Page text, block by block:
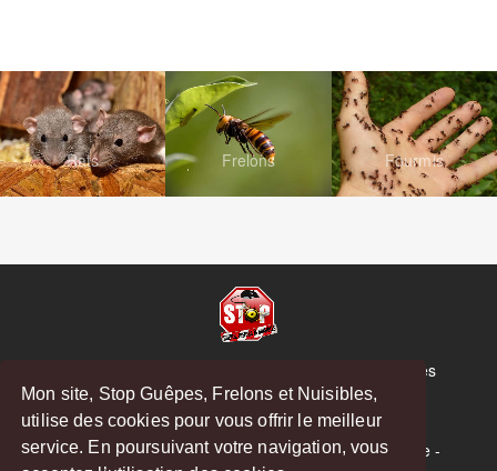
Mon site, Stop Guêpes, Frelons et Nuisibles,
utilise des cookies pour vous offrir le meilleur
service. En poursuivant votre navigation, vous
Rats Frelons Fourmis
© Copyright 2026 Stop Guêpes, Frelons et Nuisibles
Mentions légales
Créé parMattWeb
Saint-Gaudens-Saint-Girons-Boulogne-sur-Gesse-